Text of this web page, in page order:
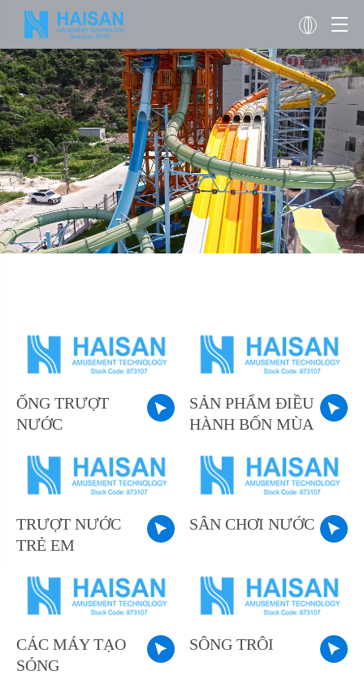
ỐNG TRƯỢT
NƯỚC
SẢN PHẨM ĐIỀU
HÀNH BỐN MÙA
TRƯỢT NƯỚC
TRẺ EM
SÂN CHƠI NƯỚC
CÁC MÁY TẠO
SÓNG
SÔNG TRÔI